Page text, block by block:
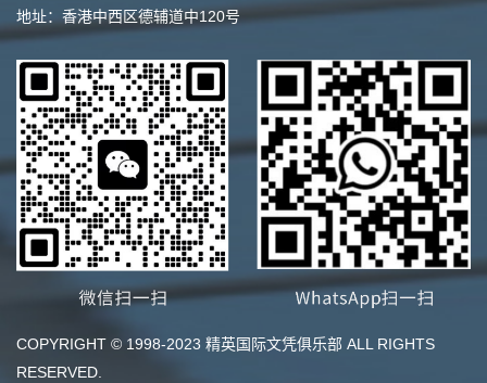
地址：香港中西区德辅道中120号
COPYRIGHT © 1998-2023 精英国际文凭俱乐部 ALL RIGHTS
RESERVED.